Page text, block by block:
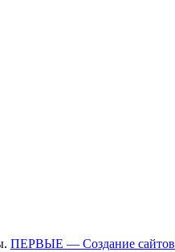
ПЕРВЫЕ — Создание сайтов